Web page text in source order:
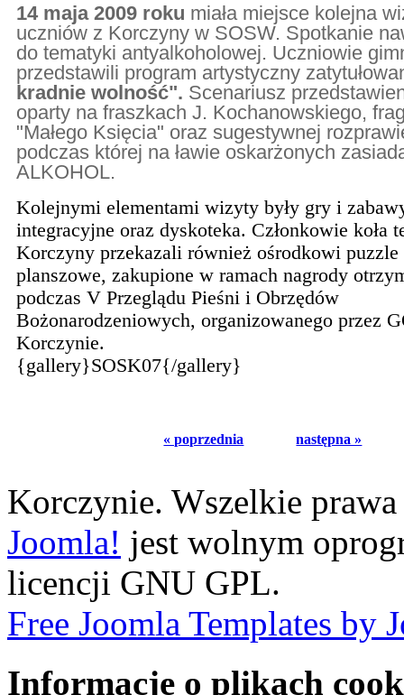
14 maja 2009 roku miała miejsce kolejna
uczniów z Korczyny w SOSW. Spotkanie
do tematyki antyalkoholowej. Uczniowie
przedstawili program artystyczny
kradnie wolność". Scenariusz
oparty na fraszkach J. Kochanowskiego,
"Małego Księcia" oraz sugestywnej
podczas której na ławie oskarżonych
ALKOHOL.
Kolejnymi elementami wizyty były gry i
integracyjne oraz dyskoteka. Członkowie koła
Korczyny przekazali również ośrodkowi puzzle
planszowe, zakupione w ramach nagrody
podczas V Przeglądu Pieśni i Obrzędów
Bożonarodzeniowych, organizowanego przez
Korczynie.
{gallery}SOSK07{/gallery}
« poprzednia następna »
Korczynie. Wszelkie prawa
Joomla! jest wolnym
licencji GNU GPL.
Free Joomla Templates by
Informacje o plikach